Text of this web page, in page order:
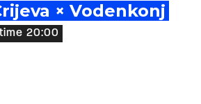
× Vodenkonj
time 20:00